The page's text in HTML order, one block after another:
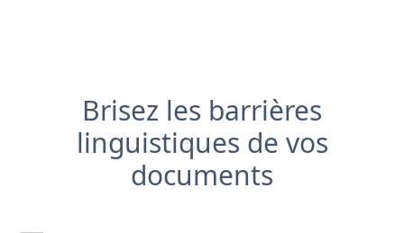
Brisez les barrières
linguistiques de vos
documents